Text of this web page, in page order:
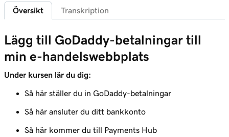
Lektion 6 (av 20)
värdtjänster för WordPress
Lektion 7 (av 20)
Utforska GoDaddy Payments-navet
Lektion 8 (av 20)
Hantera utbetalningar i GoDaddy-betalningar
Lektion 9 (av 20)
Översikt Transkription
Lägg till GoDaddy-betalningar till
min e-handelswebbplats
Under kursen lär du dig:
Så här ställer du in GoDaddy-betalningar
Så här ansluter du ditt bankkonto
Så här kommer du till Payments Hub